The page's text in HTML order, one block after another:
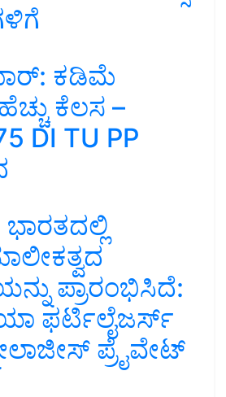
ಕಡಿಮೆ
ಕೆಲಸ –
DI TU PP
ಭಾರತದಲ್ಲಿ
ಪ್ರಾರಂಭಿಸಿದೆ:
ಫರ್ಟಿಲೈಜರ್ಸ್
ಪ್ರೈವೇಟ್